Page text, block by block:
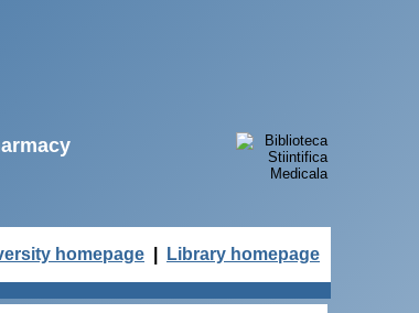
homepage Library homepage